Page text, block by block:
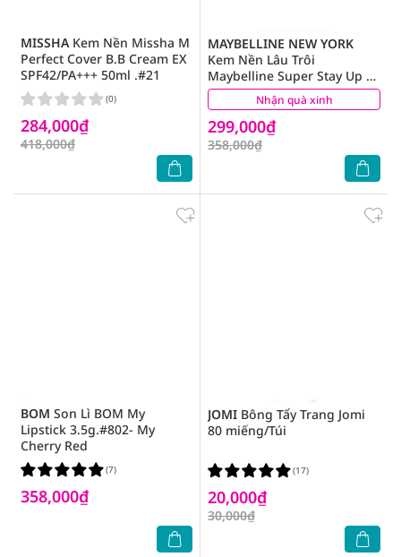
MISSHAKem Nền Missha M
Perfect Cover B.B Cream EX
SPF42/PA+++ 50ml .#21
284,000₫
418,000₫
(0) Nhận quà xinh
MAYBELLINE NEW YORK
Kem Nền Lâu Trôi
Maybelline Super Stay Up To
30H Lumi-Matte Foundation
35ml .#111
299,000₫
358,000₫
(1)
BOM Son Lì BOM My
Lipstick 3.5g.#802- My
Cherry Red
358,000₫
(7)
JOMI Bông Tẩy Trang Jomi
80 miếng/Túi
20,000₫
30,000₫
(17)